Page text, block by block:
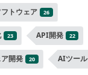
トウェア 26
23 API開発 22
開発 20 AIツール